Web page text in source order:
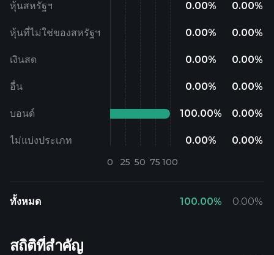
สถิติที่สำคัญ
หุ้นสหรัฐฯ 0.00% 0.00%
หุ้นที่ไม่ใช่ของสหรัฐฯ 0.00% 0.00%
เงินสด 0.00% 0.00%
อื่น 0.00% 0.00%
บอนด์ 100.00% 0.00%
ไม่แบ่งประเภท 0.00% 0.00%
ทั้งหมด 100.00% 0.00%